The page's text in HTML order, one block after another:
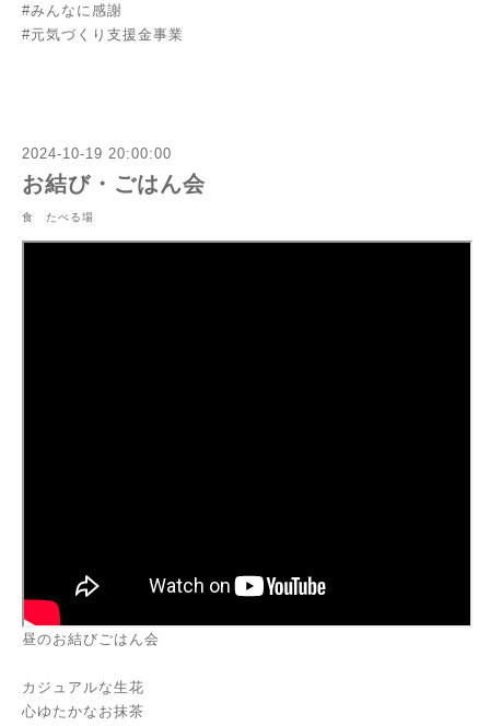
#みんなに感謝
#元気づくり支援金事業
2024-10-19 20:00:00
お結び・ごはん会
食 たべる場
昼のお結びごはん会
カジュアルな生花
心ゆたかなお抹茶